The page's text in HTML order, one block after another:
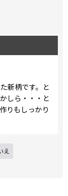
新柄です。と
しら・・・と
りもしっかり
え